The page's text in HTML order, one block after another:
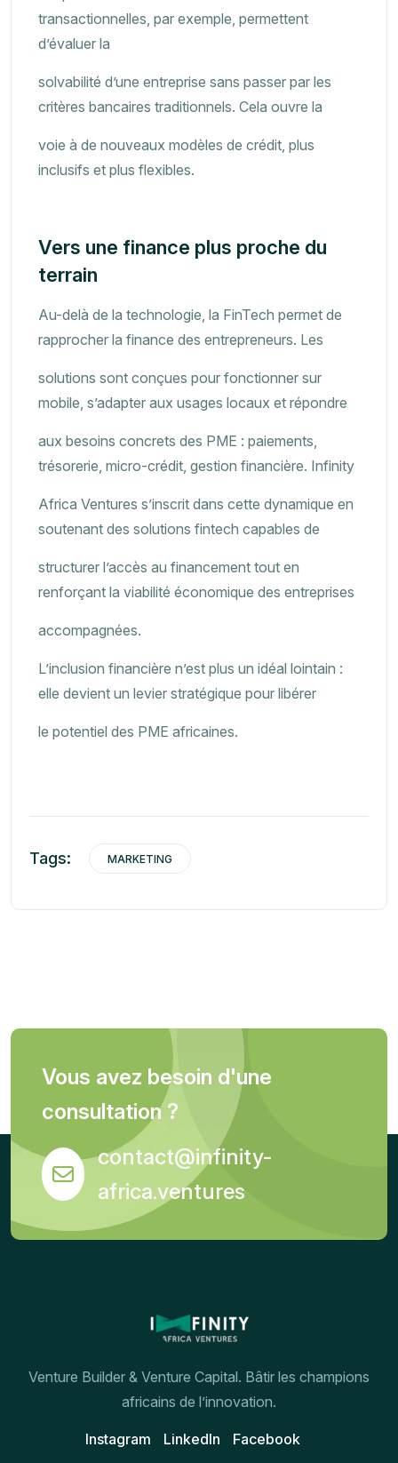
transactionnelles, par exemple, permettent
d’évaluer la
solvabilité d’une entreprise sans passer par les
critères bancaires traditionnels. Cela ouvre la
voie à de nouveaux modèles de crédit, plus
inclusifs et plus flexibles.
Vers une finance plus proche du
terrain
Au-delà de la technologie, la FinTech permet de
rapprocher la finance des entrepreneurs. Les
solutions sont conçues pour fonctionner sur
mobile, s’adapter aux usages locaux et répondre
aux besoins concrets des PME : paiements,
trésorerie, micro-crédit, gestion financière. Infinity
Africa Ventures s’inscrit dans cette dynamique en
soutenant des solutions fintech capables de
structurer l’accès au financement tout en
renforçant la viabilité économique des entreprises
accompagnées.
L’inclusion financière n’est plus un idéal lointain :
elle devient un levier stratégique pour libérer
le potentiel des PME africaines.
Tags: MARKETING
Vous avez besoin d'une
consultation ?
contact@infinity-
africa.ventures
Venture Builder & Venture Capital. Bâtir les champions
africains de l’innovation.
Instagram Linkedln Facebook